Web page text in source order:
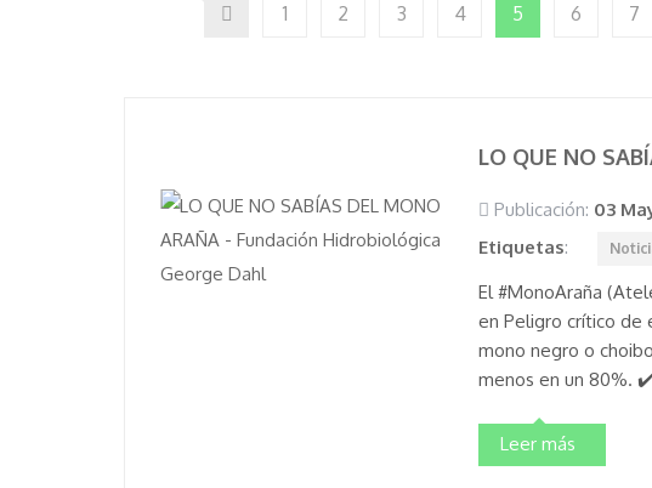
1 2 3 4 5 6 7
LO QUE NO
Publicación: 03
Etiquetas:
El #MonoAraña
en Peligro crítico de
mono negro o
menos en un 80%.
Leer más